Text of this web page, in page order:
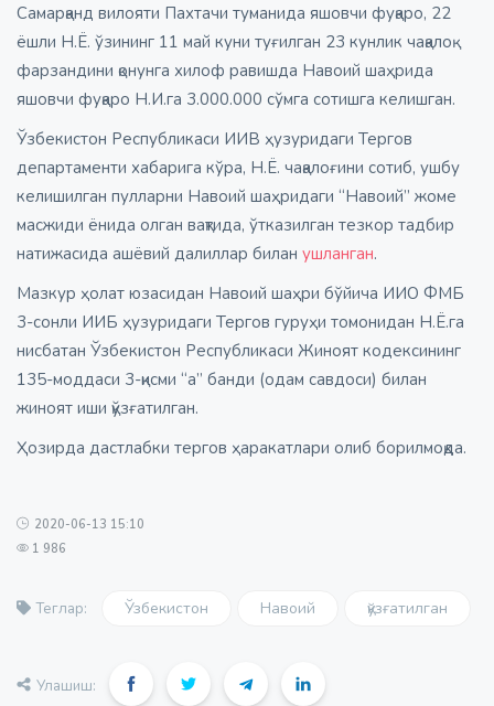
Самарқанд вилояти Пахтачи туманида яшовчи фуқаро, 22
ёшли Н.Ё. ўзининг 11 май куни туғилган 23 кунлик чақалоқ
фарзандини қонунга хилоф равишда Навоий шаҳрида
яшовчи фуқаро Н.И.га 3.000.000 сўмга сотишга келишган.
Ўзбекистон Республикаси ИИВ ҳузуридаги Тергов
департаменти хабарига кўра, Н.Ё. чақалоғини сотиб, ушбу
келишилган пулларни Навоий шаҳридаги “Навоий” жоме
масжиди ёнида олган вақтида, ўтказилган тезкор тадбир
натижасида ашёвий далиллар билан ушланган.
Мазкур ҳолат юзасидан Навоий шаҳри бўйича ИИО ФМБ
3-сонли ИИБ ҳузуридаги Тергов гуруҳи томонидан Н.Ё.га
нисбатан Ўзбекистон Республикаси Жиноят кодексининг
135-моддаси 3-қисми “а” банди (одам савдоси) билан
жиноят иши қўзғатилган.
Ҳозирда дастлабки тергов ҳаракатлари олиб борилмоқда.
2020-06-13 15:10
1 986
Теглар: Ўзбекистон Навоий қўзғатилган
Улашиш: